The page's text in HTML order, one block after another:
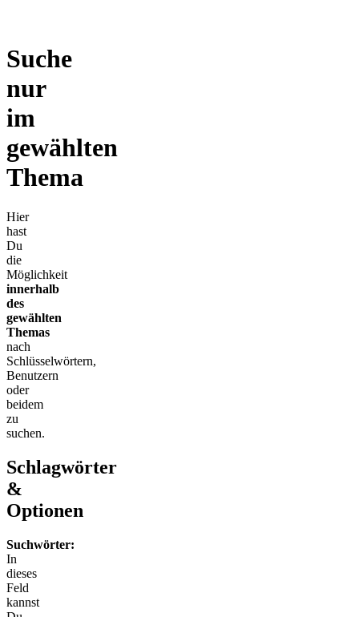
Suche
nur
im
gewählten
Thema
Hier
hast
Du
die
Möglichkeit
innerhalb
des
gewählten
Themas
nach
Schlüsselwörtern,
Benutzern
oder
beidem
zu
suchen.
Schlagwörter
&
Optionen
Suchwörter:
In
dieses
Feld
kannst